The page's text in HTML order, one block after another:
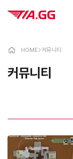
HOME>커뮤니티
커뮤니티